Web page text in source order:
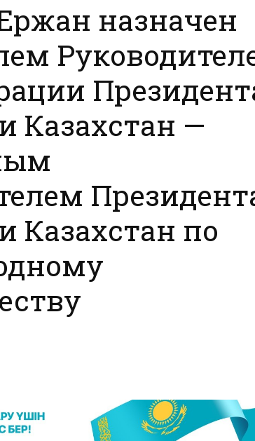
назначен
Казахстан —
Казахстан по